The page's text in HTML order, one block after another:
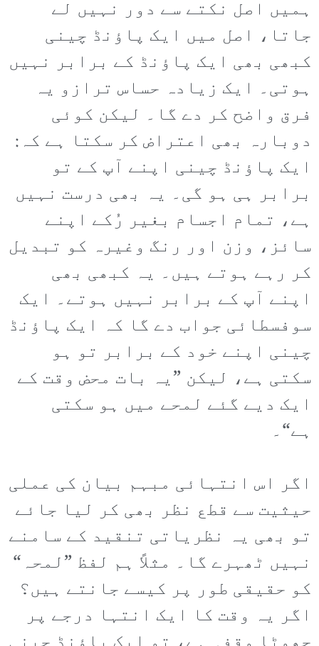
ہمیں اصل نکتے سے دور نہیں لے
جاتا، اصل میں ایک پاؤنڈ چینی
کبھی بھی ایک پاؤنڈ کے برابر نہیں
ہوتی۔ ایک زیادہ حساس ترازو یہ
فرق واضح کر دے گا۔ لیکن کوئی
دوبارہ بھی اعتراض کر سکتا ہے کہ:
ایک پاؤنڈ چینی اپنے آپ کے تو
برابر ہی ہو گی۔ یہ بھی درست نہیں
ہے، تمام اجسام بغیر رُکے اپنے
سائز، وزن اور رنگ وغیرہ کو تبدیل
کر رہے ہوتے ہیں۔ یہ کبھی بھی
اپنے آپ کے برابر نہیں ہوتے۔ ایک
سوفسطائی جواب دے گا کہ ایک پاؤنڈ
چینی اپنے خود کے برابر تو ہو
سکتی ہے، لیکن ”یہ بات محض وقت کے
ایک دیے گئے لمحے میں ہو سکتی
ہے“۔
اگر اس انتہائی مبہم بیان کی عملی
حیثیت سے قطع نظر بھی کر لیا جائے
تو بھی یہ نظریاتی تنقید کے سامنے
نہیں ٹھہرے گا۔ مثلاً ہم لفظ ”لمحہ“
کو حقیقی طور پر کیسے جانتے ہیں؟
اگر یہ وقت کا ایک انتہا درجے پر